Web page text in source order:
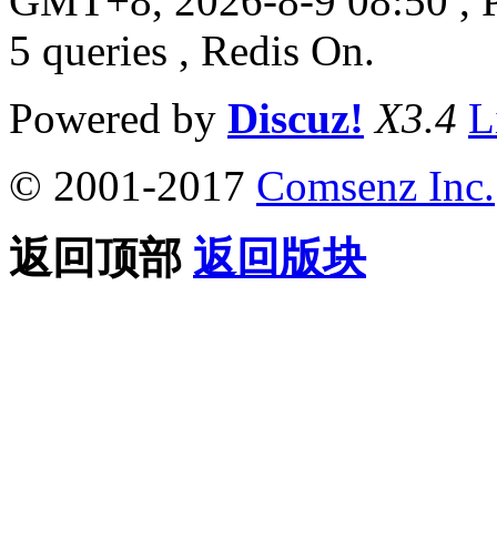
5 queries , Redis On.
Powered by Discuz! X3.4
© 2001-2017 Comsenz Inc.
返回顶部 返回版块